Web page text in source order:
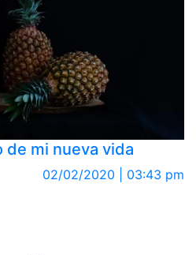
de mi nueva vida
02/02/2020 | 03:43 pm